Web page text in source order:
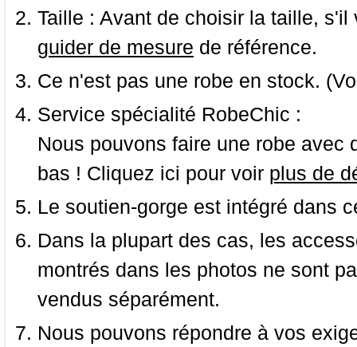
Taille : Avant de choisir la taille,
guider de mesure de référence.
Ce n'est pas une robe en stock.
Service spécialité RobeChic :
Nous pouvons faire une robe
bas ! Cliquez ici pour voir plus de
Le soutien-gorge est intégré dans
Dans la plupart des cas, les
montrés dans les photos ne sont
vendus séparément.
Nous pouvons répondre à vos